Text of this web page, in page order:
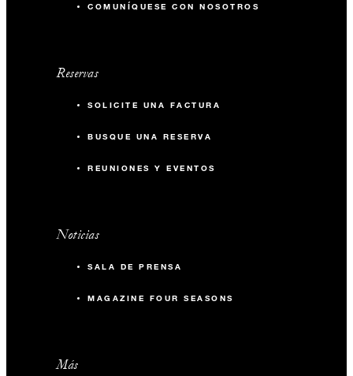
COMUNÍQUESE CON NOSOTROS
Reservas
SOLICITE UNA FACTURA
BUSQUE UNA RESERVA
REUNIONES Y EVENTOS
Noticias
SALA DE PRENSA
MAGAZINE FOUR SEASONS
Más